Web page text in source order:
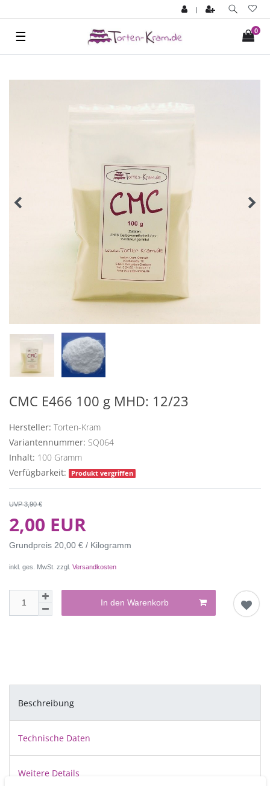
|
0
☰
CMC E466 100 g MHD: 12/23
Hersteller: Torten-Kram
Variantennummer: SQ064
Inhalt: 100 Gramm
Verfügbarkeit:
Produkt vergriffen
UVP 3,90 €
2,00 EUR
Grundpreis 20,00 € / Kilogramm
inkl. ges. MwSt. zzgl. Versandkosten
In den Warenkorb
Beschreibung
Technische Daten
Weitere Details